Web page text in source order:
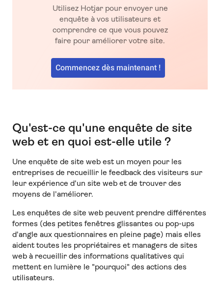
Utilisez Hotjar pour envoyer une
enquête à vos utilisateurs et
comprendre ce que vous pouvez
faire pour améliorer votre site.
Commencez dès maintenant !
Qu'est-ce qu'une enquête de site
web et en quoi est-elle utile ?
Une enquête de site web est un moyen pour les
entreprises de recueillir le feedback des visiteurs sur
leur expérience d'un site web et de trouver des
moyens de l'améliorer.
Les enquêtes de site web peuvent prendre différentes
formes (des petites fenêtres glissantes ou pop-ups
d'angle aux questionnaires en pleine page) mais elles
aident toutes les propriétaires et managers de sites
web à recueillir des informations qualitatives qui
mettent en lumière le "pourquoi" des actions des
utilisateurs.